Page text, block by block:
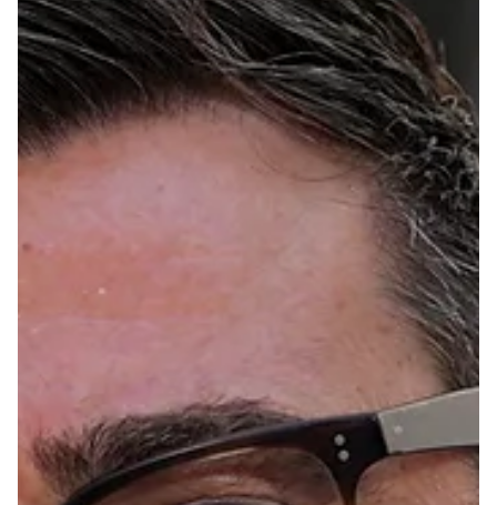
Den europeiske sentralbanken
holder renten uendret
Den europeiske sentralbanken holder renten uendret